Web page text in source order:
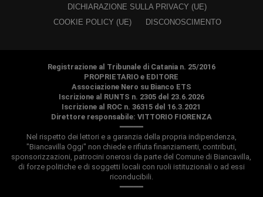
DICHIARAZIONE SULLA PRIVACY (UE)
COOKIE POLICY (UE)
DISCONOSCIMENTO
Registrazione al Tribunale di Catania n. 25/2016
PROPRIETARIO e EDITORE
Associazione Nero su Bianco ETS
Iscrizione al RUNTS n. 2305 del 23.6.2026
Iscrizione al ROC n. 36315 del 16.3.2021
Direttore responsabile: VITTORIO FIORENZA
━━━━━
Nel rispetto dei lettori e a garanzia della propria indipendenza,
"Biancavilla Oggi" non chiede e rifiuta finanziamenti, contributi,
sponsorizzazioni, patrocini onerosi da parte del Comune di Biancavilla,
di forze politiche e di soggetti locali con ruoli istituzionali o ad essi
riconducibili.
━━━━━